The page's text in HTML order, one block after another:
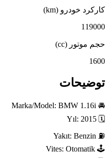
کارکرد خودرو (km)
119000
حجم موتور (cc)
1600
توضیحات